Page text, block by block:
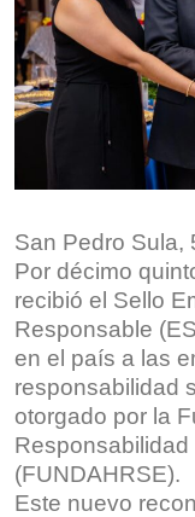
San Pedro Sula,
Por décimo
recibió el Sello
Responsable
en el país a las
responsabilidad
otorgado por la
(FUNDAHRSE).
Este nuevo